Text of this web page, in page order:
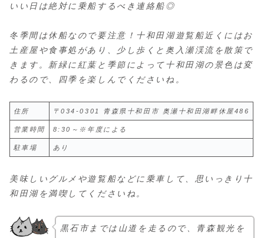
いい日は絶対に乗船するべき連絡船◎
冬季間は休船なので要注意！十和田湖遊覧船近くにはお
土産屋や食事処があり、少し歩くと奥入瀬渓流を散策で
きます。新緑に紅葉と季節によって十和田湖の景色は変
わるので、四季を楽しんでくださいね。
住所 〒034-0301 青森県十和田市 奥瀬十和田湖畔休屋486
営業時間 8:30～※年度による
駐車場 あり
美味しいグルメや遊覧船などに乗車して、思いっきり十
和田湖を満喫してくださいね。
黒石市までは山道を走るので、青森観光を